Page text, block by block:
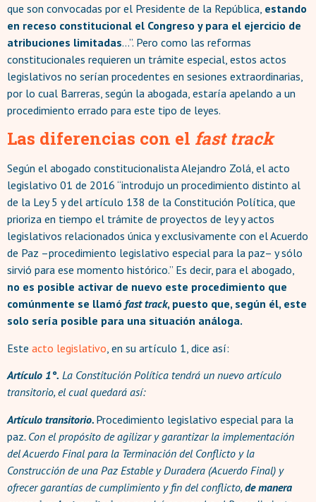
que son convocadas por el Presidente de la República, estando
en receso constitucional el Congreso y para el ejercicio de
atribuciones limitadas…”. Pero como las reformas
constitucionales requieren un trámite especial, estos actos
legislativos no serían procedentes en sesiones extraordinarias,
por lo cual Barreras, según la abogada, estaría apelando a un
procedimiento errado para este tipo de leyes.
Las diferencias con el fast track
Según el abogado constitucionalista Alejandro Zolá, el acto
legislativo 01 de 2016 “introdujo un procedimiento distinto al
de la Ley 5 y del artículo 138 de la Constitución Política, que
prioriza en tiempo el trámite de proyectos de ley y actos
legislativos relacionados única y exclusivamente con el Acuerdo
de Paz –procedimiento legislativo especial para la paz– y sólo
sirvió para ese momento histórico.” Es decir, para el abogado,
no es posible activar de nuevo este procedimiento que
comúnmente se llamó fast track, puesto que, según él, este
solo sería posible para una situación análoga.
Este acto legislativo , en su artículo 1, dice así:
Artículo 1°. La Constitución Política tendrá un nuevo artículo
transitorio, el cual quedará así:
Artículo transitorio. Procedimiento legislativo especial para la
paz. Con el propósito de agilizar y garantizar la implementación
del Acuerdo Final para la Terminación del Conflicto y la
Construcción de una Paz Estable y Duradera (Acuerdo Final) y
ofrecer garantías de cumplimiento y fin del conflicto, de manera